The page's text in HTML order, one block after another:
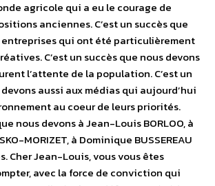
agricole qui a eu le courage de
anciennes. C’est un succès que
entreprises qui ont été particulièrement
C’est un succès que nous devons
l’attente de la population. C’est un
aussi aux médias qui aujourd’hui
au coeur de leurs priorités.
nous devons à Jean-Louis BORLOO, à
MORIZET, à Dominique BUSSEREAU
Cher Jean-Louis, vous vous êtes
avec la force de conviction qui